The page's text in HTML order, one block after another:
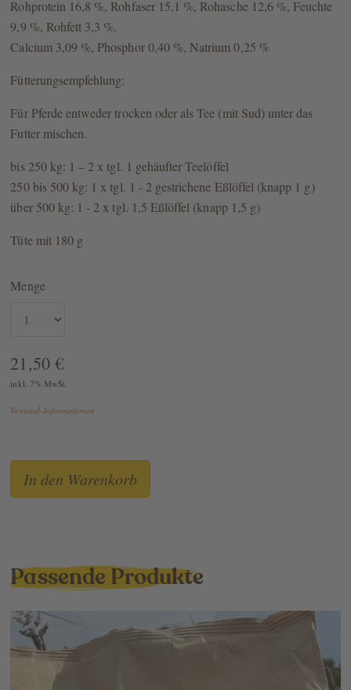
Rohprotein 16,8 %, Rohfaser 15,1 %, Rohasche 12,6 %, Feuchte
9,9 %, Rohfett 3,3 %.
Calcium 3,09 %, Phosphor 0,40 %, Natrium 0,25 %
Fütterungsempfehlung:
Für Pferde entweder trocken oder als Tee (mit Sud) unter das
Futter mischen.
bis 250 kg: 1 – 2 x tgl. 1 gehäufter Teelöffel
250 bis 500 kg: 1 x tgl. 1 - 2 gestrichene Eßlöffel (knapp 1 g)
über 500 kg: 1 - 2 x tgl. 1,5 Eßlöffel (knapp 1,5 g)
Tüte mit 180 g
Menge
21,50 €
inkl. 7% MwSt.
Versand-Informationen
Passende Produkte